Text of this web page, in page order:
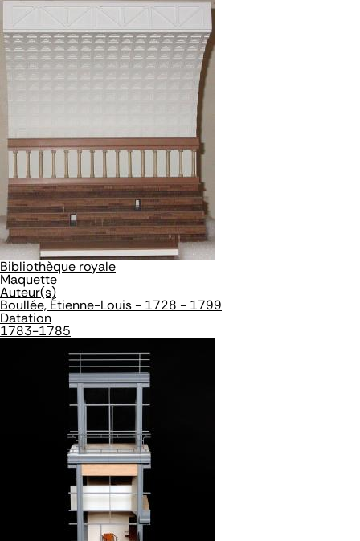
Bibliothèque royale
Maquette
Auteur(s)
Boullée, Étienne-Louis - 1728 - 1799
Datation
1783-1785